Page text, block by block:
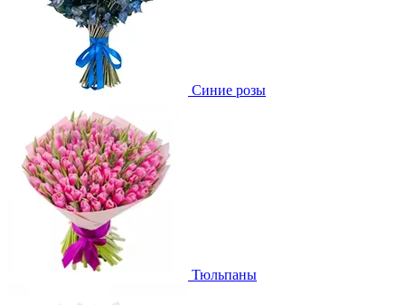
Синие розы
Тюльпаны